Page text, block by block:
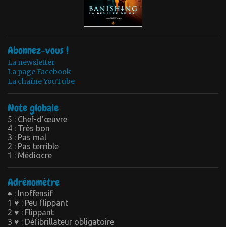
Abonnez-vous !
La newsletter
La page Facebook
La chaîne YouTube
Note globale
5 : Chef-d’œuvre
4 : Très bon
3 : Pas mal
2 : Pas terrible
1 : Médiocre
Adrénomètre
♠ : Inoffensif
1 ♥ : Peu flippant
2 ♥ : Flippant
3 ♥ : Défibrillateur obligatoire